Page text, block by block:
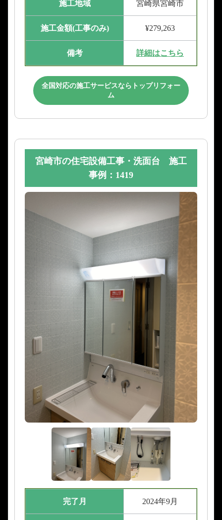
施工地域 宮崎県宮崎市
施工金額(工事のみ) ¥279,263
備考 詳細はこちら
全国対応の施工サービスならトップリフォー
ム
宮崎市の住宅設備工事・洗面台 施工
事例：1419
完了月 2024年9月